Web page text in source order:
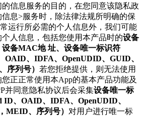
信息服务的目的，在您同意该隐私政
息>服务时，除法律法规所明确的保
运行所必需的个人信息外，我们可能
人信息，包括您使用本产品时的设备
备MAC地 址、设备唯一标识符
OAID、IDFA、OpenUDID、GUID、
序列号） 若您拒绝提供，则无法使用
正正常使用本App的基本产品功能及
并同意隐私协议后会采集设备唯一标
、OAID、IDFA、OpenUDID、
MEID、序列号） 对用户进行唯一标